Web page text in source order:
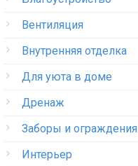
Вентиляция
Внутренняя отделка
Для уюта в доме
Дренаж
Заборы и ограждения
Интерьер